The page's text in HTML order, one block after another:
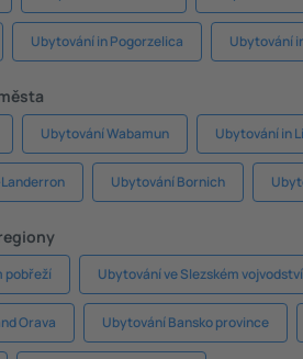
Ubytování in Pogorzelica Ubytování
Ubytování Wabamun Ubytování in
Ubytování Bornich
pobřeží Ubytování ve Slezském vojvodství
Orava Ubytování Bansko province